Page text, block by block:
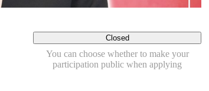
Closed
You can choose whether to make your
participation public when applying